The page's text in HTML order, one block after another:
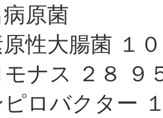
原菌
大腸菌 １０
ス ２８ ９
バクター １